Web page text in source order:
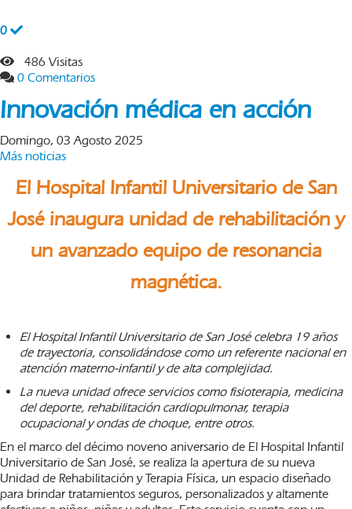
0
486 Visitas
0 Comentarios
Innovación médica en acción
Domingo, 03 Agosto 2025
Más noticias
El Hospital Infantil Universitario de San
José inaugura unidad de rehabilitación y
un avanzado equipo de resonancia
magnética.
El Hospital Infantil Universitario de San José celebra 19 años
de trayectoria, consolidándose como un referente nacional en
atención materno-infantil y de alta complejidad.
La nueva unidad ofrece servicios como fisioterapia, medicina
del deporte, rehabilitación cardiopulmonar, terapia
ocupacional y ondas de choque, entre otros.
En el marco del décimo noveno aniversario de El Hospital Infantil
Universitario de San José, se realiza la apertura de su nueva
Unidad de Rehabilitación y Terapia Física, un espacio diseñado
para brindar tratamientos seguros, personalizados y altamente